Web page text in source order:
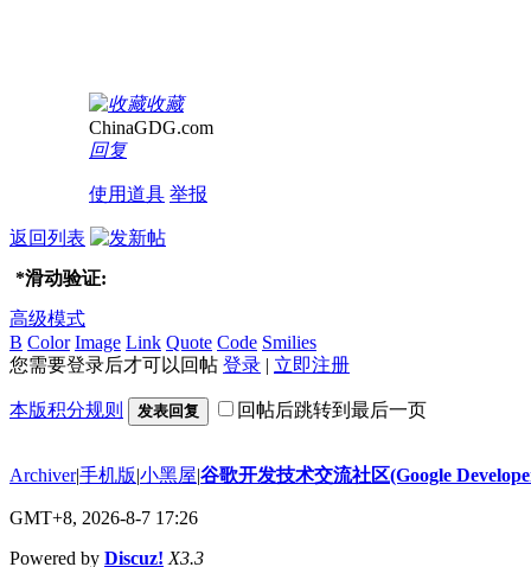
收藏
ChinaGDG.com
回复
使用道具 举报
返回列表
*滑动验证:
高级模式
B Color Image Link Quote Code Smilies
您需要登录后才可以回帖 登录 | 立即注册
本版积分规则 发表回复 回帖后跳转到最后一页
Archiver|手机版|小黑屋|谷歌开发技术交流社区(Google
GMT+8, 2026-8-7 17:26
Powered by Discuz! X3.3